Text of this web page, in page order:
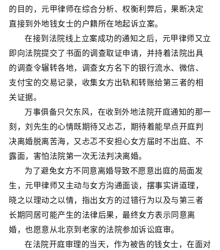
的目的，元甲律师在综合分析、权衡利弊后，果断决定
直接到外地钱女士的户籍所在地起诉立案。
在接到法院线上立案成功的通知之后，元甲律师又立
即向法院提交了书面的调查取证申请，并持着法院出具
的调查令辗转各地，调查女方名下的银行流水、微信、
支付宝的交易记录，收集女方出轨和转账给第三者的相
关证据。
万事俱备只欠东风，在收到外地法院开庭通知的那一
刻，刘先生的心情既期待又忐忑，期待着能早点开庭判
决离婚脱离苦海，又忐忑不安担心女方届时不出庭、不
露面，害怕法院第一次无法判决离婚。
为了避免女方不同意离婚导致不愿意出庭的局面发
生，元甲律师又主动与女方沟通面谈，摆事实讲道理，
晓之以理动之以情，指出女方的过错行为以及与第三者
长期同居可能产生的法律后果，最终女方表示同意离
婚，也愿意从北京到老家的法院参加诉讼庭审。
在法院开庭审理的当天，作为被告的钱女士，在面对